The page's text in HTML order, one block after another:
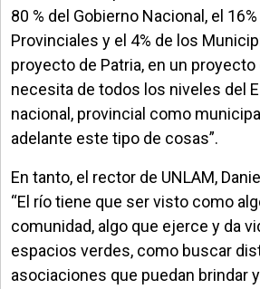
80 % del Gobierno Nacional, el
Provinciales y el 4% de los
proyecto de Patria, en un proyecto
necesita de todos los niveles del
nacional, provincial como
adelante este tipo de cosas”.
En tanto, el rector de UNLAM,
“El río tiene que ser visto como
comunidad, algo que ejerce y da
espacios verdes, como buscar
asociaciones que puedan brindar